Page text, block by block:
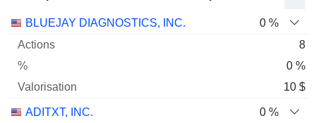
Nom Actions % Valorisation
BLUEJAY DIAGNOSTICS, INC.
0 %
8
0 %
10 $
ADITXT, INC.
0 %